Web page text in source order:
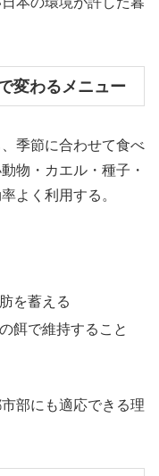
変わるメニュー
季節に合わせて食べ
物・カエル・種子・
よく利用する。
を蓄える
餌で維持すること
部にも適応できる理